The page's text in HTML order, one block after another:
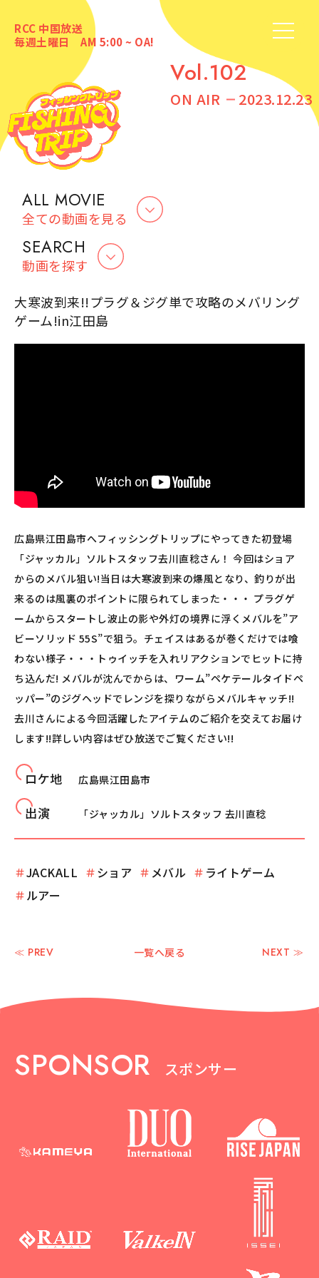
RCC 中国放送
毎週土曜日 AM 5:00 ~ OA!
Vol.102
ON AIR 2023.12.23
ALL MOVIE
全ての動画を見る
SEARCH
動画を探す
大寒波到来!!プラグ＆ジグ単で攻略のメバリング
ゲーム!in江田島
広島県江田島市へフィッシングトリップにやってきた初登場
「ジャッカル」ソルトスタッフ去川直稔さん！ 今回はショア
からのメバル狙い!当日は大寒波到来の爆風となり、釣りが出
来るのは風裏のポイントに限られてしまった・・・ プラグゲ
ームからスタートし波止の影や外灯の境界に浮くメバルを”ア
ビーソリッド 55S”で狙う。チェイスはあるが巻くだけでは喰
わない様子・・・トゥイッチを入れリアクションでヒットに持
ち込んだ! メバルが沈んでからは、ワーム”ペケテールタイドペ
ッパー”のジグヘッドでレンジを探りながらメバルキャッチ!!
去川さんによる今回活躍したアイテムのご紹介を交えてお届け
します!!詳しい内容はぜひ放送でご覧ください!!
ロケ地 広島県江田島市
出演 「ジャッカル」ソルトスタッフ 去川直稔
＃JACKALL ＃ショア ＃ メバル ＃ ライトゲーム
＃ルアー
≪ PREV 一覧へ戻る NEXT ≫
SPONSOR スポンサー